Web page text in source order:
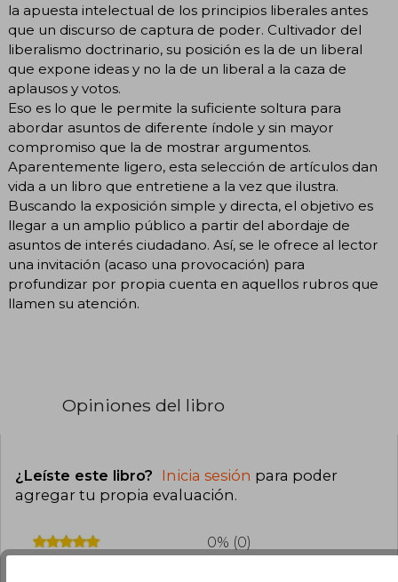
la apuesta intelectual de los principios liberales antes
que un discurso de captura de poder. Cultivador del
liberalismo doctrinario, su posición es la de un liberal
que expone ideas y no la de un liberal a la caza de
aplausos y votos.
Eso es lo que le permite la suficiente soltura para
abordar asuntos de diferente índole y sin mayor
compromiso que la de mostrar argumentos.
Aparentemente ligero, esta selección de artículos dan
vida a un libro que entretiene a la vez que ilustra.
Buscando la exposición simple y directa, el objetivo es
llegar a un amplio público a partir del abordaje de
asuntos de interés ciudadano. Así, se le ofrece al lector
una invitación (acaso una provocación) para
profundizar por propia cuenta en aquellos rubros que
llamen su atención.
Opiniones del libro
¿Leíste este libro? Inicia sesión para poder
agregar tu propia evaluación.
0% (0)